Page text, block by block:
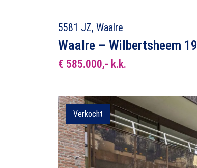
5581 JZ, Waalre
Waalre – Wilbertsheem 19
€ 585.000,- k.k.
Verkocht